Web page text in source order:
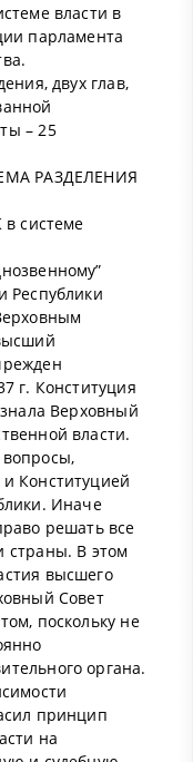
власти в
парламента
двух глав,
– 25
РАЗДЕЛЕНИЯ
системе
Республики
г. Конституция
Верховный
власти.
Конституцией
Иначе
решать все
страны. В этом
высшего
Совет
поскольку не
органа.
принцип
на